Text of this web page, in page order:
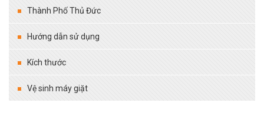
Thành Phố Thủ Đức
Hướng dẫn sử dụng
Kích thước
Vệ sinh máy giặt